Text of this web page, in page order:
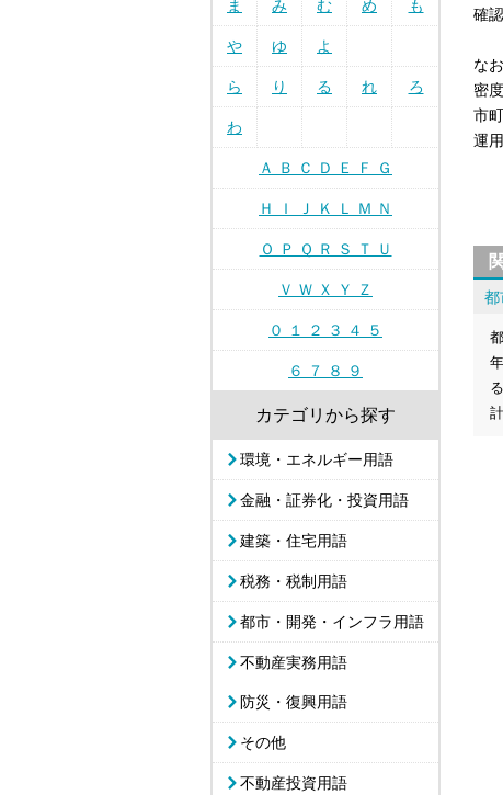
ま み む め も
や ゆ よ
ら り る れ ろ
わ
Ａ Ｂ Ｃ Ｄ Ｅ Ｆ Ｇ
Ｈ Ｉ Ｊ Ｋ Ｌ Ｍ Ｎ
Ｏ Ｐ Ｑ Ｒ Ｓ Ｔ Ｕ
Ｖ Ｗ Ｘ Ｙ Ｚ
０ １ ２ ３ ４ ５
６ ７ ８ ９
カテゴリから探す
環境・エネルギー用語
金融・証券化・投資用語
建築・住宅用語
税務・税制用語
都市・開発・インフラ用語
不動産実務用語
防災・復興用語
その他
不動産投資用語
確
な
密
市
運
都